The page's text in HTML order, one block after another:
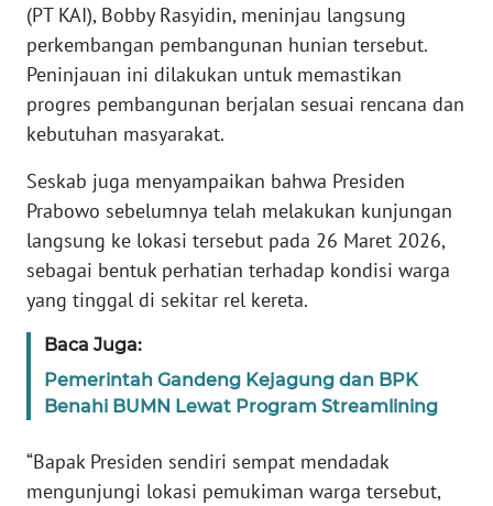
(PT KAI), Bobby Rasyidin, meninjau langsung
perkembangan pembangunan hunian tersebut.
Peninjauan ini dilakukan untuk memastikan
progres pembangunan berjalan sesuai rencana dan
kebutuhan masyarakat.
Seskab juga menyampaikan bahwa Presiden
Prabowo sebelumnya telah melakukan kunjungan
langsung ke lokasi tersebut pada 26 Maret 2026,
sebagai bentuk perhatian terhadap kondisi warga
yang tinggal di sekitar rel kereta.
Baca Juga:
Pemerintah Gandeng Kejagung dan BPK
Benahi BUMN Lewat Program Streamlining
“Bapak Presiden sendiri sempat mendadak
mengunjungi lokasi pemukiman warga tersebut,
WN
JABAR
WN
BANTEN
WN
WN
KEPRI
PAPUA
PAPUA
BARAT